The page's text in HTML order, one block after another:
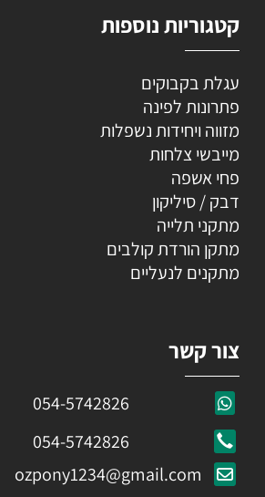
קטגוריות נוספות
עגלת בקבוקים
פתרונות לפינה
מזווה ויחידות נשפלות
מייבשי צלחות
פחי אשפה
דבק / סיליקון
מתקני תלייה
מתקן הורדת קולבים
מתקנים לנעליים
צור קשר
054-5742826
054-5742826
ozpony1234@gmail.com